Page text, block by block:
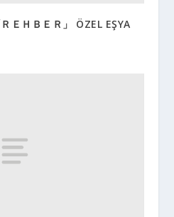
ＨＢＥＲ」 ÖZEL EŞYA